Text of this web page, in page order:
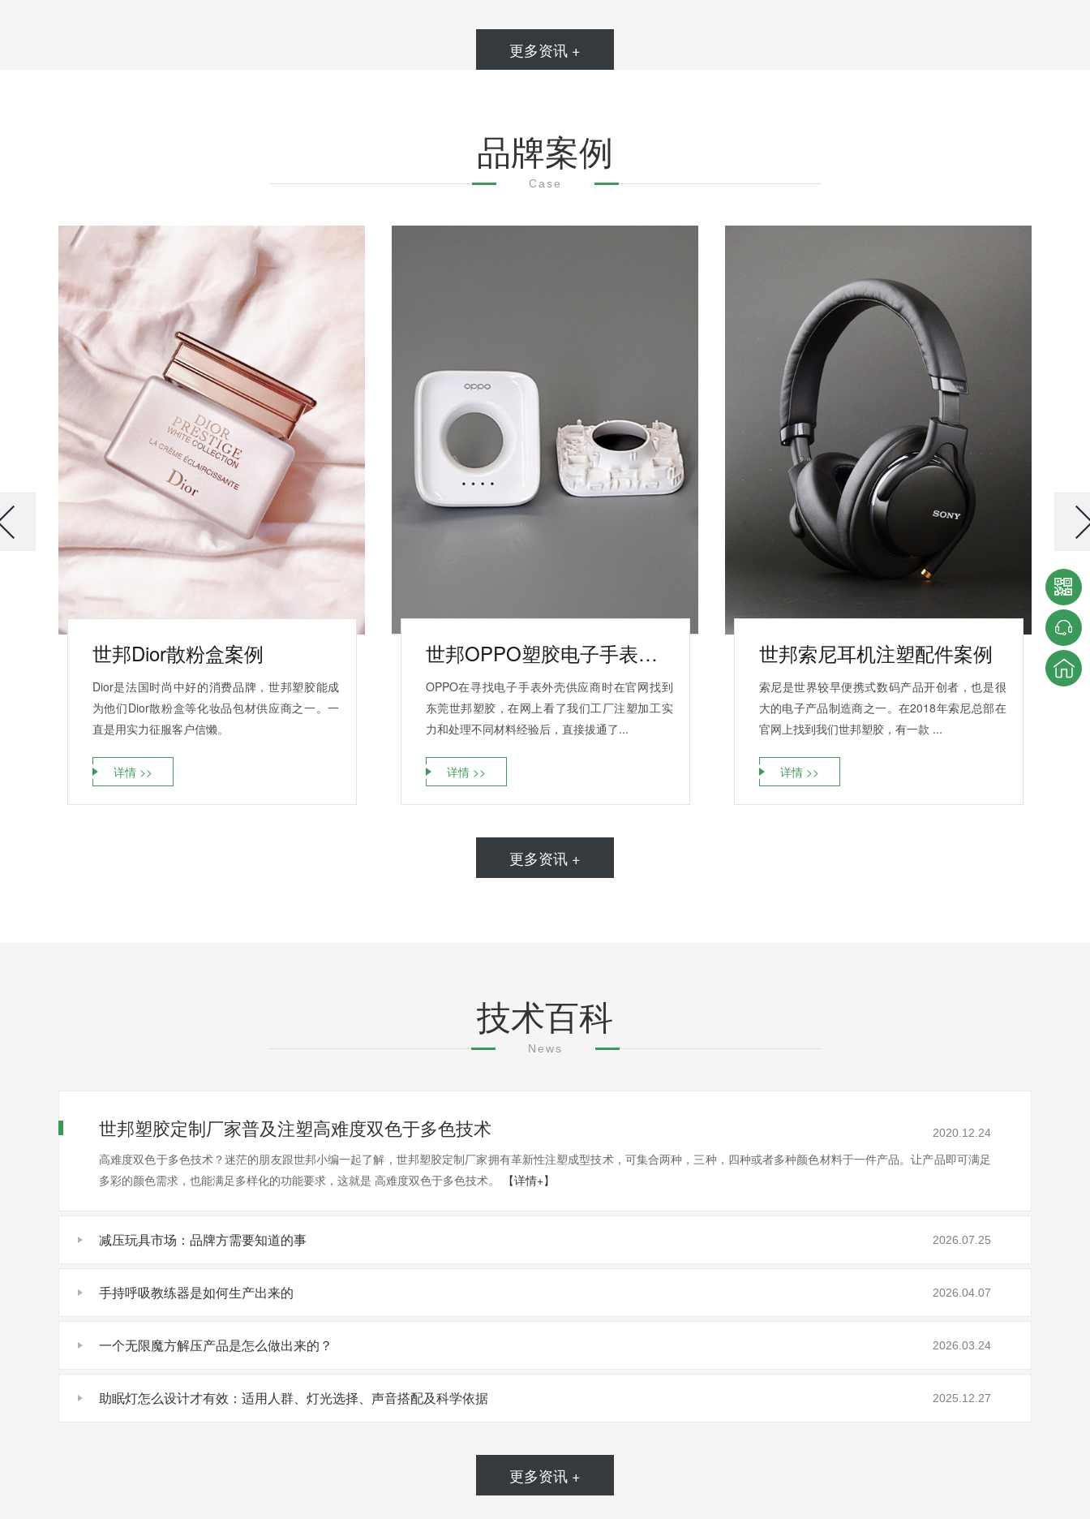
更多资讯 +
品牌案例
Case
世邦Dior散粉盒案例
Dior是法国时尚中好的消费品牌，世邦塑胶能成
为他们Dior散粉盒等化妆品包材供应商之一。一
直是用实力征服客户信懒。
详情 >>
世邦OPPO塑胶电子手表外壳案例
OPPO在寻找电子手表外壳供应商时在官网找到
东莞世邦塑胶，在网上看了我们工厂注塑加工实
力和处理不同材料经验后，直接拔通了...
详情 >>
世邦索尼耳机注塑配件案例
索尼是世界较早便携式数码产品开创者，也是很
大的电子产品制造商之一。在2018年索尼总部在
官网上找到我们世邦塑胶，有一款 ...
详情 >>
更多资讯 +
技术百科
News
世邦塑胶定制厂家普及注塑高难度双色于多色技术 2020.12.24
高难度双色于多色技术？迷茫的朋友跟世邦小编一起了解，世邦塑胶定制厂家拥有革新性注塑成型技术，可集合两种，三种，四种或者多种颜色材料于一件产品。让产品即可满足
多彩的颜色需求，也能满足多样化的功能要求，这就是 高难度双色于多色技术。
【详情+】
减压玩具市场：品牌方需要知道的事 2026.07.25
手持呼吸教练器是如何生产出来的 2026.04.07
一个无限魔方解压产品是怎么做出来的？ 2026.03.24
助眠灯怎么设计才有效：适用人群、灯光选择、声音搭配及科学依据 2025.12.27
更多资讯 +